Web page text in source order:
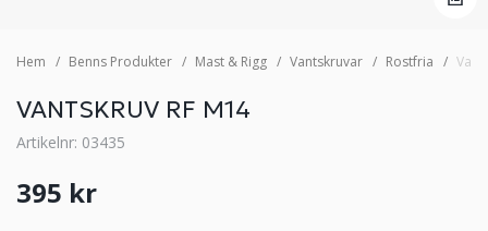
Hem Benns Produkter Mast & Rigg Vantskruvar Rostfria
VANTSKRUV RF M14
Artikelnr: 03435
395 kr